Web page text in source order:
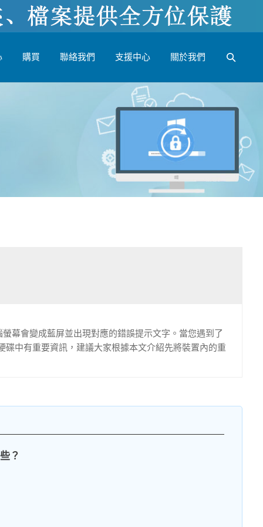
購買 聯絡我們 支援中心 關於我們
幕會變成藍屏並出現對應的錯誤提示文字。當您遇到了
中有重要資訊，建議大家根據本文介紹先將裝置內的重
？